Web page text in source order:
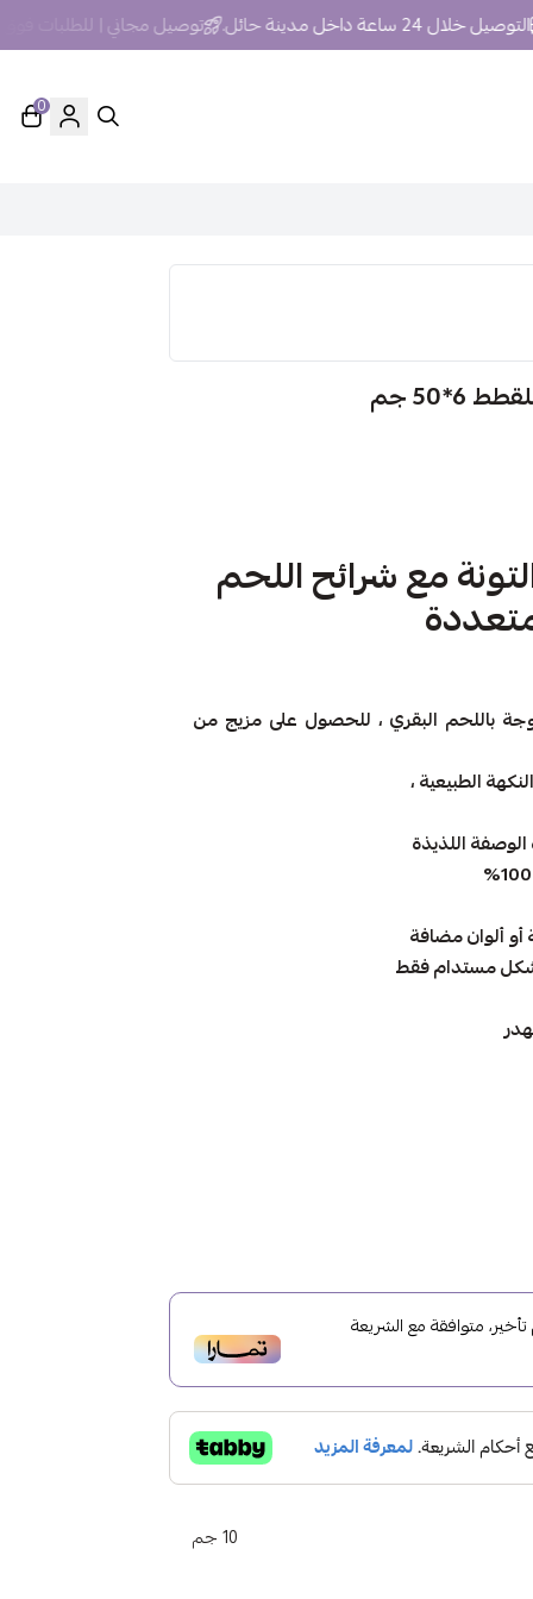
خلال 24 ساعة داخل مدينة حائل. توصيل مجاني | للطلبات فوق 250 ريال داخل مدينة حائل
0
جم
مع شرائح اللحم
باللحم البقري ، للحصول على مزيج من
الطبيعية ،
اللذيذة
مستدام فقط
متوافقة مع الشريعة
10 جم